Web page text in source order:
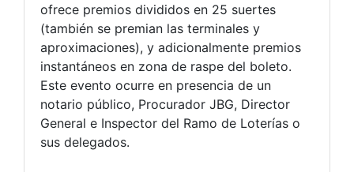
ofrece premios divididos en 25 suertes
(también se premian las terminales y
aproximaciones), y adicionalmente premios
instantáneos en zona de raspe del boleto.
Este evento ocurre en presencia de un
notario público, Procurador JBG, Director
General e Inspector del Ramo de Loterías o
sus delegados.